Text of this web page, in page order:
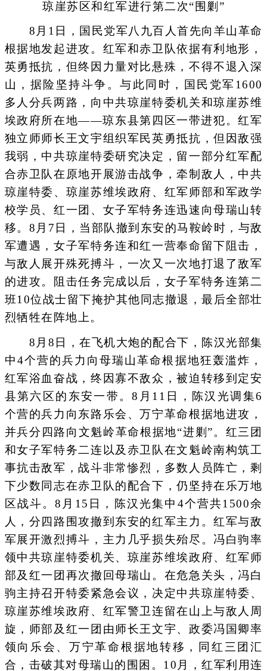
琼崖苏区和红军进行第二次“围剿”
8月1日，国民党军八九百人首先向羊山革命
根据地发起进攻。红军和赤卫队依据有利地形，
英勇抵抗，但终因力量对比悬殊，不得不退入深
山，据险坚持斗争。与此同时，国民党军1600
多人分兵两路，向中共琼崖特委机关和琼崖苏维
埃政府所在地——琼东县第四区一带进犯。红军
独立师师长王文宇组织军民英勇抵抗，但因敌强
我弱，中共琼崖特委研究决定，留一部分红军配
合赤卫队在原地开展游击战争，牵制敌人，中共
琼崖特委、琼崖苏维埃政府、红军师部和军政学
校学员、红一团、女子军特务连迅速向母瑞山转
移。8月7日，当部队撤到东安的马鞍岭时，与敌
军遭遇，女子军特务连和红一营奉命留下阻击，
与敌人展开殊死搏斗，一次又一次地打退了敌军
的进攻。阻击任务完成以后，女子军特务连第二
班10位战士留下掩护其他同志撤退，最后全部壮
烈牺牲在阵地上。
8月8日，在飞机大炮的配合下，陈汉光部集
中4个营的兵力向母瑞山革命根据地狂轰滥炸，
红军浴血奋战，终因寡不敌众，被迫转移到定安
县第六区的东安一带。8月11日，陈汉光调集6
个营的兵力向东路乐会、万宁革命根据地进攻，
并兵分四路向文魁岭革命根据地“进剿”。红三团
和女子军特务二连以及赤卫队在文魁岭南构筑工
事抗击敌军，战斗非常惨烈，多数人员阵亡，剩
下少数同志在赤卫队的配合下，仍坚持在乐万地
区战斗。8月15日，陈汉光集中4个营共1500余
人，分四路围攻撤到东安的红军主力。红军与敌
军展开激烈搏斗，主力几乎损失殆尽。冯白驹率
领中共琼崖特委机关、琼崖苏维埃政府、红军师
部及红一团再次撤回母瑞山。在危急关头，冯白
驹主持召开特委紧急会议，决定中共琼崖特委、
琼崖苏维埃政府、红军警卫连留在山上与敌人周
旋，师部及红一团由师长王文宇、政委冯国卿率
领向乐会、万宁革命根据地转移，同红三团汇
合，击破其对母瑞山的围困。10月，红军利用连